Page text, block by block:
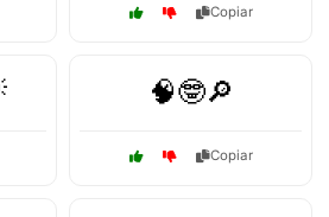
Copiar
🧠🤓🔎
Copiar